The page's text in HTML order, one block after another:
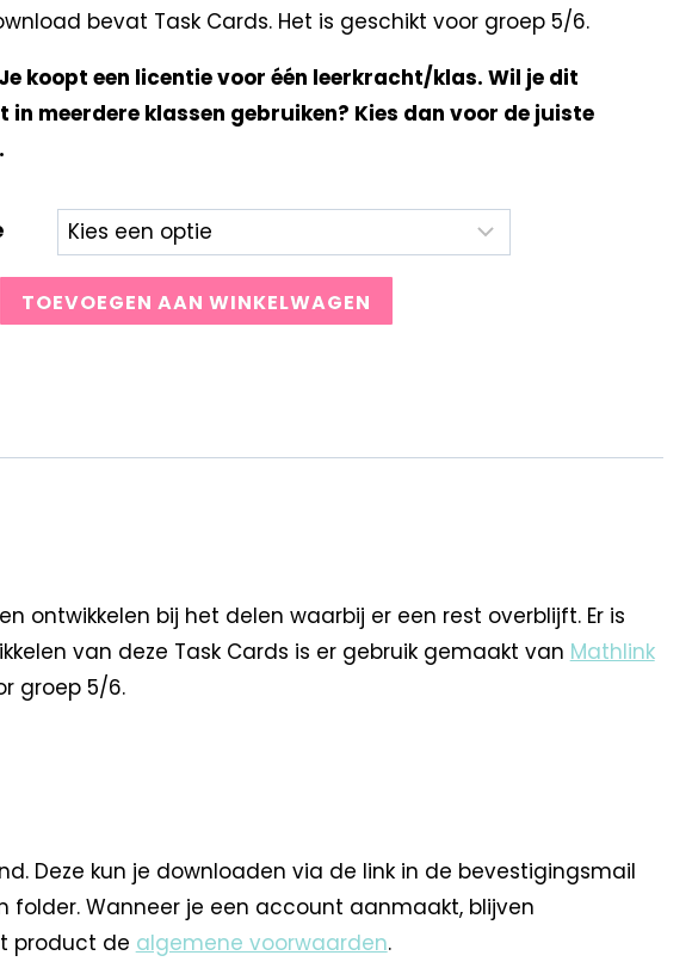
bevat Task Cards. Het is geschikt voor groep 5/6.
koopt een licentie voor één leerkracht/klas. Wil je dit
in meerdere klassen gebruiken? Kies dan voor de juiste
TOEVOEGEN AAN WINKELWAGEN
ontwikkelen bij het delen waarbij er een rest overblijft. Er is
van deze Task Cards is er gebruik gemaakt van Mathlink
groep 5/6.
Deze kun je downloaden via de link in de bevestigingsmail
folder. Wanneer je een account aanmaakt, blijven
product de algemene voorwaarden.